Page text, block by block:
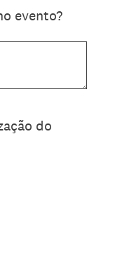
evento?
do